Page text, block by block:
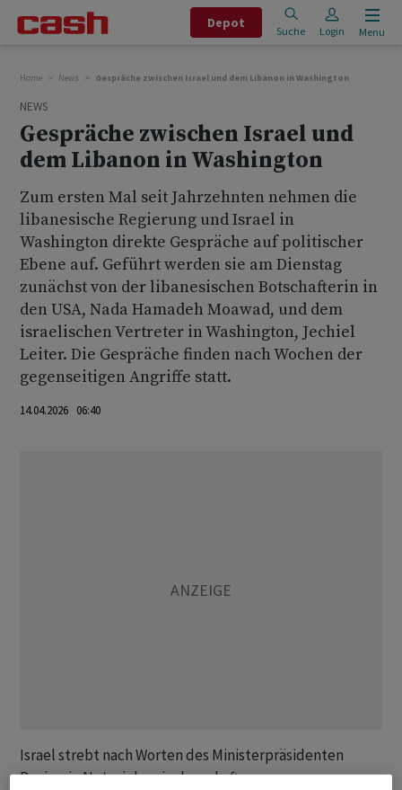
Depot
Suche Login Menu
Home News Gespräche zwischen Israel und dem Libanon in Washington
NEWS
Gespräche zwischen Israel und
dem Libanon in Washington
Zum ersten Mal seit Jahrzehnten nehmen die
libanesische Regierung und Israel in
Washington direkte Gespräche auf politischer
Ebene auf. Geführt werden sie am Dienstag
zunächst von der libanesischen Botschafterin in
den USA, Nada Hamadeh Moawad, und dem
israelischen Vertreter in Washington, Jechiel
Leiter. Die Gespräche finden nach Wochen der
gegenseitigen Angriffe statt.
14.04.2026 06:40
Israel strebt nach Worten des Ministerpräsidenten
Benjamin Netanjahu ein dauerhaftes